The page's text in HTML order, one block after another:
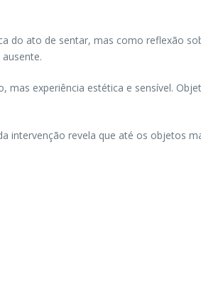
do ato de sentar, mas como reflexão
experiência estética e sensível.
intervenção revela que até os objetos